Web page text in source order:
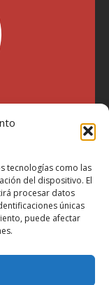
tecnologías como las
del dispositivo. El
procesar datos
únicas
puede afectar
medios.
sobre lo que me